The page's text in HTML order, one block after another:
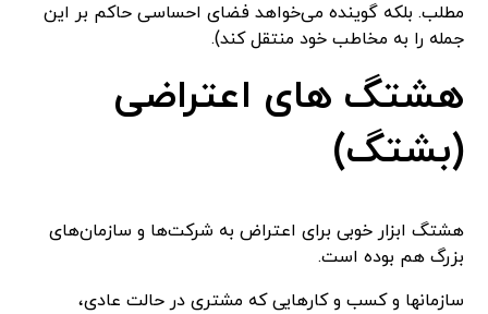
مطلب. بلکه گوینده می‌خواهد فضای احساسی حاکم بر این
جمله را به مخاطب خود منتقل کند).
هشتگ های اعتراضی
(بشتگ)
هشتگ ابزار خوبی برای اعتراض به شرکت‌ها و سازمان‌های
بزرگ هم بوده‌ است.
سازمانها و کسب و کارهایی که مشتری در حالت عادی،